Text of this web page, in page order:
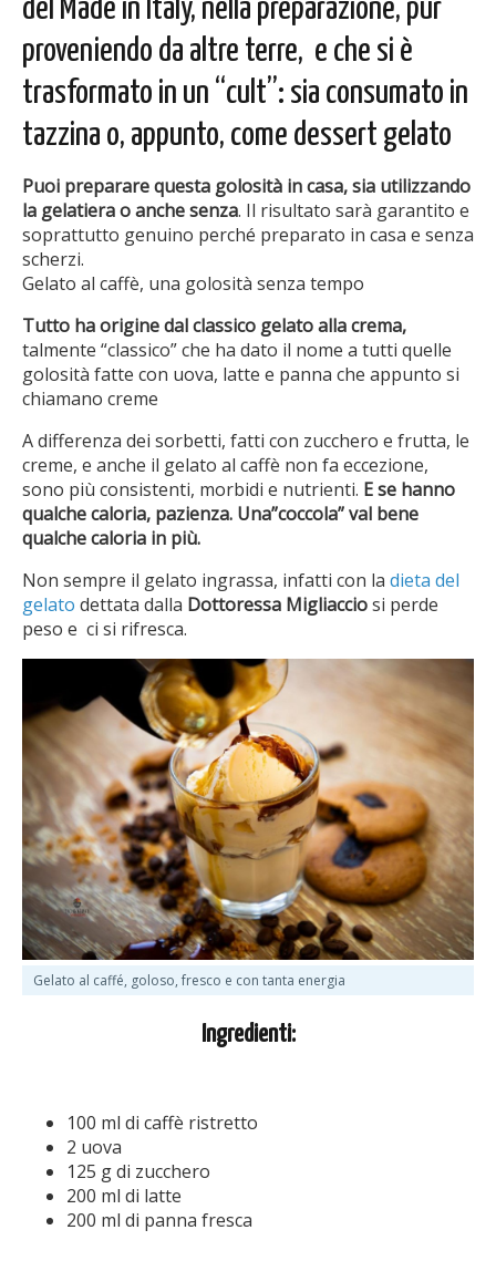
del Made in Italy, nella preparazione, pur
proveniendo da altre terre, e che si è
trasformato in un “cult”: sia consumato in
tazzina o, appunto, come dessert gelato
Puoi preparare questa golosità in casa, sia utilizzando
la gelatiera o anche senza. Il risultato sarà garantito e
soprattutto genuino perché preparato in casa e senza
scherzi.
Gelato al caffè, una golosità senza tempo
Tutto ha origine dal classico gelato alla crema,
talmente “classico” che ha dato il nome a tutti quelle
golosità fatte con uova, latte e panna che appunto si
chiamano creme
A differenza dei sorbetti, fatti con zucchero e frutta, le
creme, e anche il gelato al caffè non fa eccezione,
sono più consistenti, morbidi e nutrienti. E se hanno
qualche caloria, pazienza. Una”coccola” val bene
qualche caloria in più.
Non sempre il gelato ingrassa, infatti con la dieta del
gelato dettata dalla Dottoressa Migliacciosi perde
peso e ci si rifresca.
Gelato al caffé, goloso, fresco e con tanta energia
Ingredienti:
100 ml di caffè ristretto
2 uova
125 g di zucchero
200 ml di latte
200 ml di panna fresca